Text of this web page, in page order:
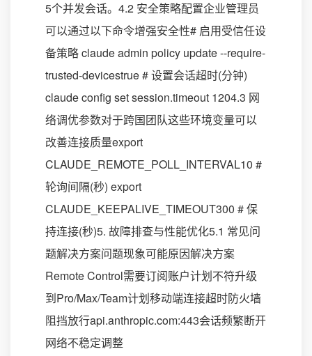
5个并发会话。4.2 安全策略配置企业管理员
可以通过以下命令增强安全性# 启用受信任设
备策略 claude admin policy update --require-
trusted-devicestrue # 设置会话超时(分钟)
claude config set session.timeout 1204.3 网
络调优参数对于跨国团队这些环境变量可以
改善连接质量export
CLAUDE_REMOTE_POLL_INTERVAL10 #
轮询间隔(秒) export
CLAUDE_KEEPALIVE_TIMEOUT300 # 保
持连接(秒)5. 故障排查与性能优化5.1 常见问
题解决方案问题现象可能原因解决方案
Remote Control需要订阅账户计划不符升级
到Pro/Max/Team计划移动端连接超时防火墙
阻挡放行api.anthropic.com:443会话频繁断开
网络不稳定调整